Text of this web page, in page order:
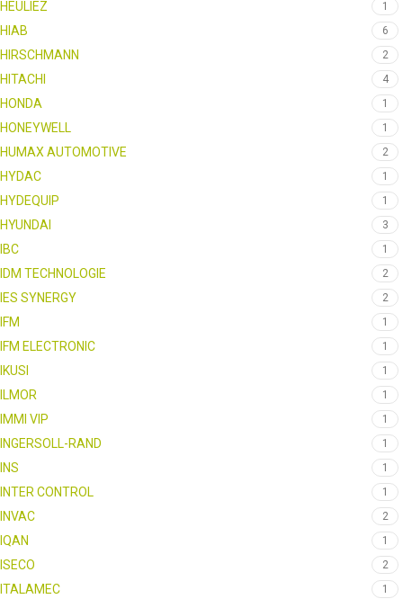
HEULIEZ 1
HIAB 6
HIRSCHMANN 2
HITACHI 4
HONDA 1
HONEYWELL 1
HUMAX AUTOMOTIVE 2
HYDAC 1
HYDEQUIP 1
HYUNDAI 3
IBC 1
IDM TECHNOLOGIE 2
IES SYNERGY 2
IFM 1
IFM ELECTRONIC 1
IKUSI 1
ILMOR 1
IMMI VIP 1
INGERSOLL-RAND 1
INS 1
INTER CONTROL 1
INVAC 2
IQAN 1
ISECO 2
ITALAMEC 1